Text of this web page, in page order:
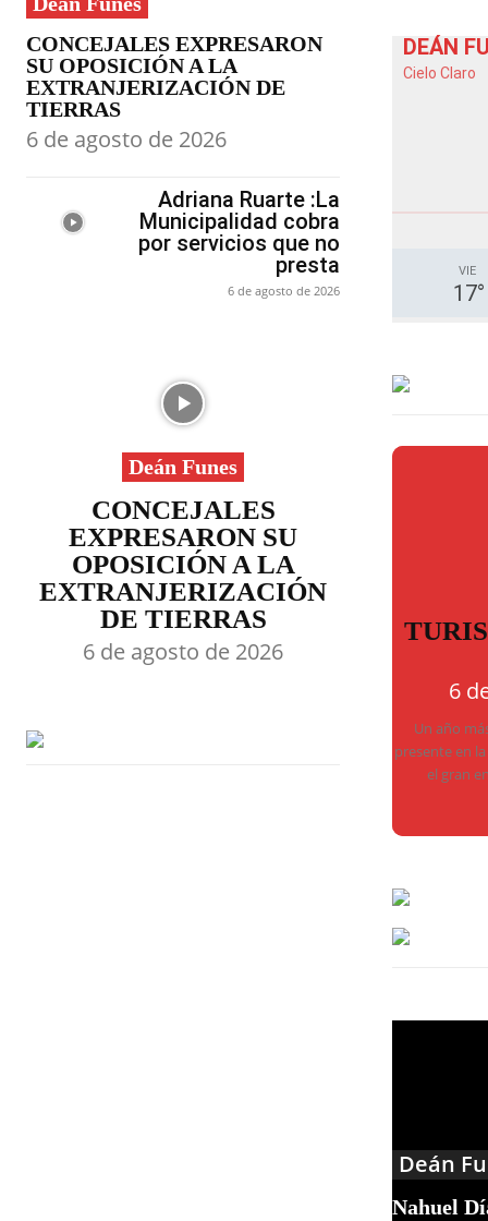
CONCEJALES EXPRESARON
SU OPOSICIÓN A LA
EXTRANJERIZACIÓN DE
TIERRAS
6 de agosto de 2026
Adriana Ruarte :La
Municipalidad cobra
por servicios que no
presta
6 de agosto de 2026
Deán Funes
CONCEJALES
EXPRESARON SU
OPOSICIÓN A LA
EXTRANJERIZACIÓN
DE TIERRAS
6 de agosto de 2026
DEÁN
Cielo Claro
VIE
17°
6
Un año
presente en
el gran
Deán
Nahuel